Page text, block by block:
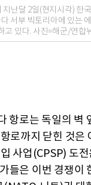
지난달 2일(현지시각) 한
서부 빅토리아에 있는
고 있다. 사진=해군/연합
항로는 독일의 벽
로까지 닫힌 것은
사업(CPSP) 도
들은 이번 경쟁이